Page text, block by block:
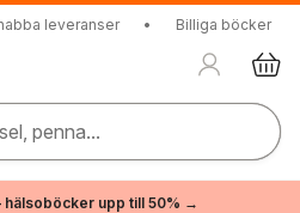
leveranser • Billiga böcker
penna...
hälsoböcker upp till 50% →